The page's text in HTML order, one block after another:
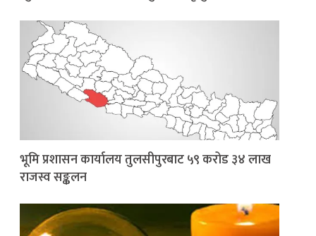
भूमि प्रशासन कार्यालय तुलसीपुरबाट ५९ करोड ३४ लाख
राजस्व सङ्कलन